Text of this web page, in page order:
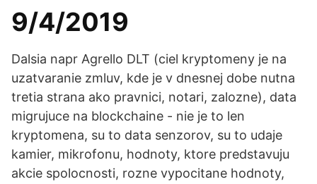
9/4/2019
Dalsia napr Agrello DLT (ciel kryptomeny je na
uzatvaranie zmluv, kde je v dnesnej dobe nutna
tretia strana ako pravnici, notari, zalozne), data
migrujuce na blockchaine - nie je to len
kryptomena, su to data senzorov, su to udaje
kamier, mikrofonu, hodnoty, ktore predstavuju
akcie spolocnosti, rozne vypocitane hodnoty,